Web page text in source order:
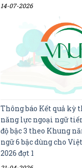
14-07-2026
Thông báo Kết quả kỳ
năng lực ngoại ngữ
độ bậc 3 theo Khung
ngữ 6 bậc dùng cho
2026 đợt 1